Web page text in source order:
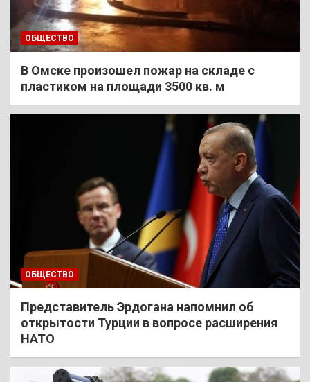
ОБЩЕСТВО
В Омске произошел пожар на складе с
пластиком на площади 3500 кв. м
ОБЩЕСТВО
Представитель Эрдогана напомнил об
открытости Турции в вопросе расширения
НАТО